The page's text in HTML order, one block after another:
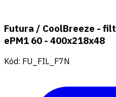
Futura / CoolBreeze -
ePM1 60 - 400x218x48
Kód: FU_FIL_F7N